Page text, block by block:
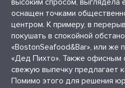
высоким спросом, выглядела
оснащен точками
центром. К примеру, в
покушать в спокойной
«BostonSeafood&Bar», или же
«Дед Пихто». Также офисным
свежую выпечку предлагает
Помимо этого для решения